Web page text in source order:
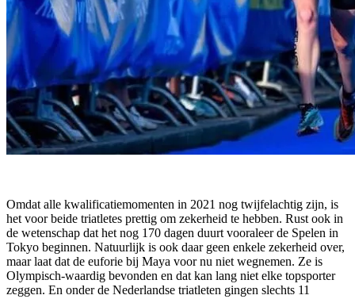
Omdat alle kwalificatiemomenten in 2021 nog twijfelachtig zijn, is
het voor beide triatletes prettig om zekerheid te hebben. Rust ook in
de wetenschap dat het nog 170 dagen duurt vooraleer de Spelen in
Tokyo beginnen. Natuurlijk is ook daar geen enkele zekerheid over,
maar laat dat de euforie bij Maya voor nu niet wegnemen. Ze is
Olympisch-waardig bevonden en dat kan lang niet elke topsporter
zeggen. En onder de Nederlandse triatleten gingen slechts 11